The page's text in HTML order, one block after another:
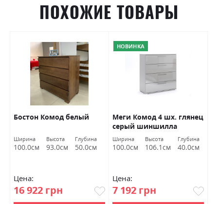
ПОХОЖИЕ ТОВАРЫ
Бостон Комод белый
Ширина
100.0см
Высота
93.0см
Глубина
50.0см
Цена:
16 922 грн
НОВИНКА
Меги Комод 4 шх. глянец
серый шиншилла
Миромарк
Ширина
100.0см
Высота
106.1см
Глубина
40.0см
Цена:
7 192 грн